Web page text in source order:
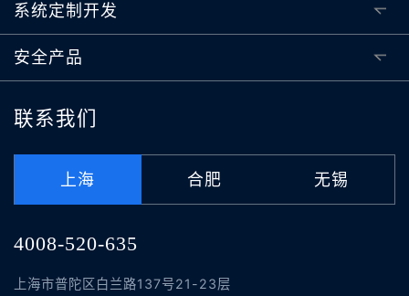
系统定制开发
安全产品
联系我们
上海 合肥 无锡
4008-520-635
上海市普陀区白兰路137号21-23层